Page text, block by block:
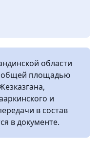
области
общей площадью
и
в состав
в документе.